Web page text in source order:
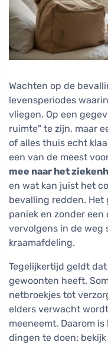
Wachten op de
levensperiodes
vliegen. Op een
ruimte" te zijn, maar
of alles thuis echt
een van de meest
mee naar het
en wat kan juist het
bevalling redden. Het
paniek en zonder
vervolgens in de weg
kraamafdeling.
Tegelijkertijd geldt
gewoonten heeft.
netbroekjes tot
elders verwacht
meeneemt. Daarom
dingen te doen: